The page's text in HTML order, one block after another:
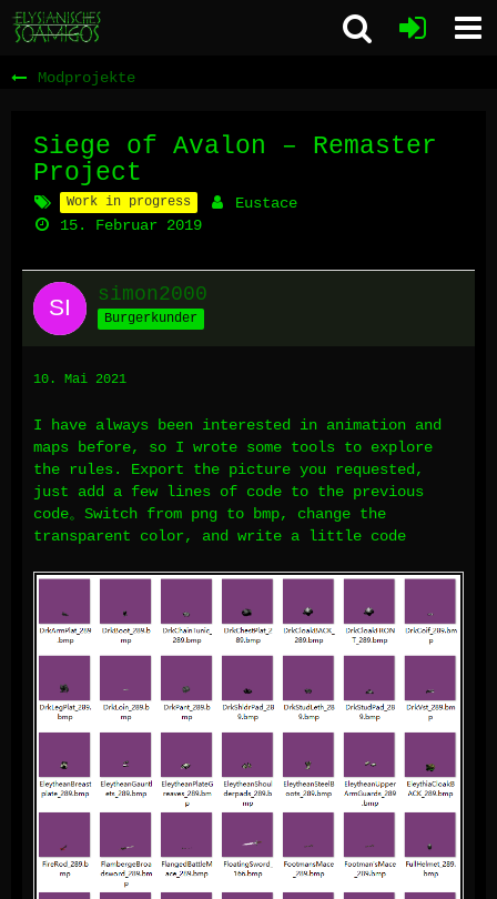
Modprojekte
Siege of Avalon – Remaster
Project
Work in progress
Eustace
15. Februar 2019
simon2000
Burgerkunder
10. Mai 2021
I have always been interested in animation and
maps before, so I wrote some tools to explore
the rules. Export the picture you requested,
just add a few lines of code to the previous
code。Switch from png to bmp, change the
transparent color, and write a little code